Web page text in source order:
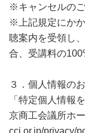
※キャンセルの
※上記規定にか
聴案内を受領し
合、受講料の
３．個人情報の
「特定個人情報
京商工会議所ホ
cci.or.jp/privacy/